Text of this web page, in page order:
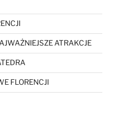
ATRAKCJE
FLORENCJI